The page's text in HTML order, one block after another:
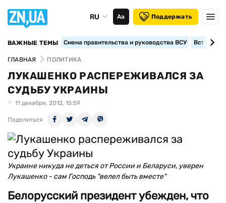
RU Аа Поддержать
ВАЖНЫЕ ТЕМЫ Смена правительства и руководства ВСУ
ГЛАВНАЯ ПОЛИТИКА
ЛУКАШЕНКО РАСПЕРЕЖИВАЛСЯ ЗА
СУДЬБУ УКРАИНЫ
11 декабря, 2012, 15:59
Поделиться
Украине никуда не деться от России и Беларуси, уверен
Лукашенко - сам Господь "велел быть вместе"
Белорусский президент убежден, что